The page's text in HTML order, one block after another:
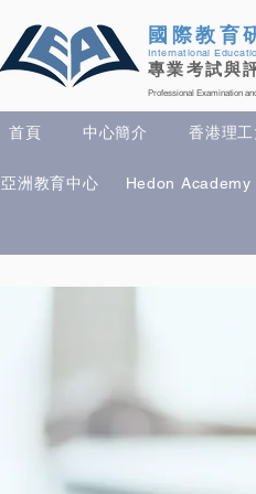
國際教育
International
專業考試與
Professional Examination
首頁 中心簡介 香港理工
首頁 中心簡介 香港理
亞洲教育中心 Hedon Academy